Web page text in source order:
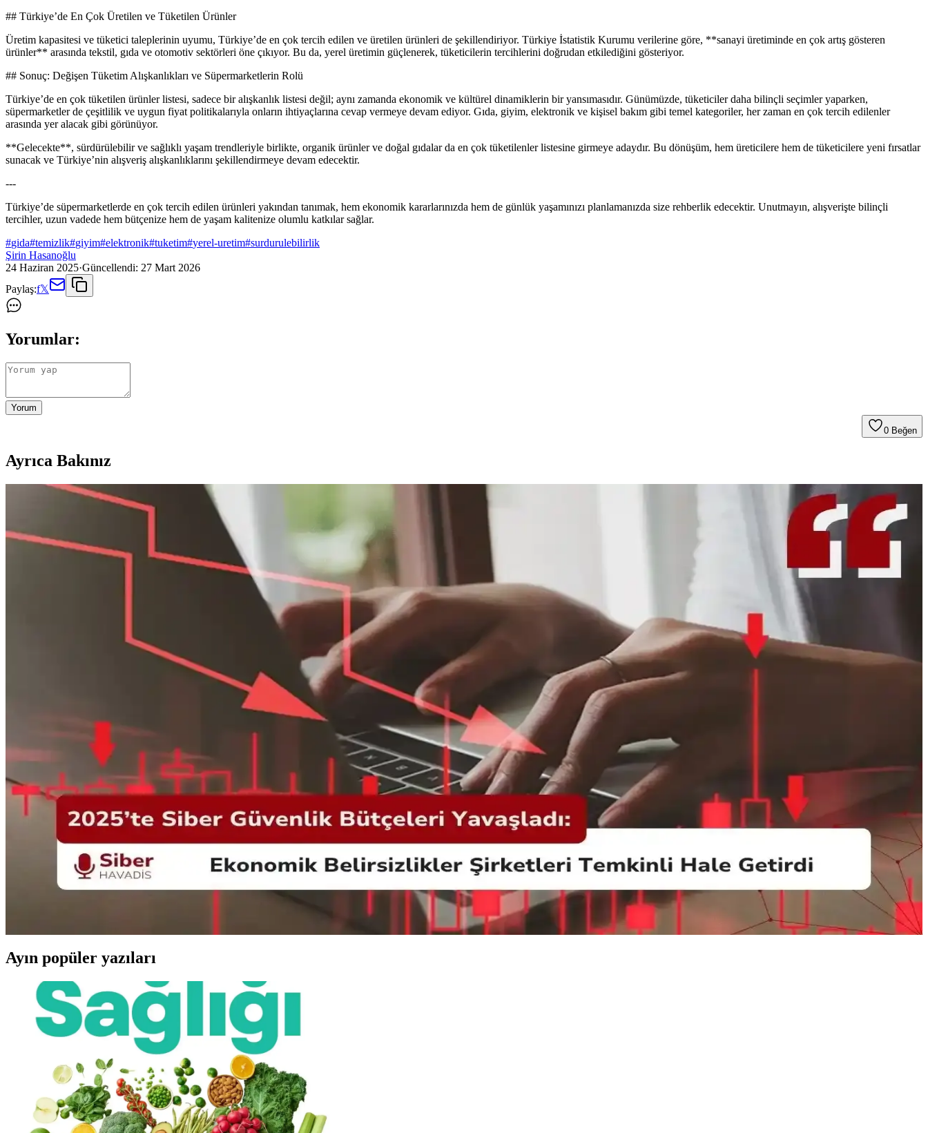
## Türkiye’de En Çok Üretilen ve Tüketilen Ürünler
Üretim kapasitesi ve tüketici taleplerinin uyumu, Türkiye’de en çok tercih edilen ve üretilen ürünleri de şekillendiriyor. Türkiye İstatistik Kurumu verilerine göre, **sanayi üretiminde en çok artış gösteren
ürünler** arasında tekstil, gıda ve otomotiv sektörleri öne çıkıyor. Bu da, yerel üretimin güçlenerek, tüketicilerin tercihlerini doğrudan etkilediğini gösteriyor.
## Sonuç: Değişen Tüketim Alışkanlıkları ve Süpermarketlerin Rolü
Türkiye’de en çok tüketilen ürünler listesi, sadece bir alışkanlık listesi değil; aynı zamanda ekonomik ve kültürel dinamiklerin bir yansımasıdır. Günümüzde, tüketiciler daha bilinçli seçimler yaparken,
süpermarketler de çeşitlilik ve uygun fiyat politikalarıyla onların ihtiyaçlarına cevap vermeye devam ediyor. Gıda, giyim, elektronik ve kişisel bakım gibi temel kategoriler, her zaman en çok tercih edilenler
arasında yer alacak gibi görünüyor.
**Gelecekte**, sürdürülebilir ve sağlıklı yaşam trendleriyle birlikte, organik ürünler ve doğal gıdalar da en çok tüketilenler listesine girmeye adaydır. Bu dönüşüm, hem üreticilere hem de tüketicilere yeni fırsatlar
sunacak ve Türkiye’nin alışveriş alışkanlıklarını şekillendirmeye devam edecektir.
---
Türkiye’de süpermarketlerde en çok tercih edilen ürünleri yakından tanımak, hem ekonomik kararlarınızda hem de günlük yaşamınızı planlamanızda size rehberlik edecektir. Unutmayın, alışverişte bilinçli
tercihler, uzun vadede hem bütçenize hem de yaşam kalitenize olumlu katkılar sağlar.
#gida#temizlik#giyim#elektronik#tuketim#yerel-uretim#surdurulebilirlik
Şirin Hasanoğlu
24 Haziran 2025·Güncellendi: 27 Mart 2026
Paylaş:f𝕏
Yorumlar:
Yorum
0 Beğen
Ayrıca Bakınız
Aileler İçin Market Harcamalarını Azaltmanın Etkili Yöntemleri ve Stratejileri
Kalabalık ailelerde gıda harcamalarını azaltmak için market seçimi, indirim takibi, toplu yemek pişirme, ev yapımı alternatifler ve planlama gibi stratejiler maliyetleri düşürür ve sağlıklı beslenmeyi destekler.
Evde Kolayca Yapılabilen Temel Gıda ve Ev Ürünleri: Adım Adım Rehber
Evde ekmek, yoğurt, sabun ve temizlik ürünleri gibi temel gıda ve ev ürünlerinin yapımı, ekonomik ve sağlıklı yaşam için pratik çözümler sunar. Bu rehber, süreç ve dikkat edilmesi gerekenleri detaylandırır.
Evde Yapılan Gıda Ürünlerinin Maliyet Avantajları ve Hazırlık Detayları
Evde yapılan ekmek, yoğurt, sos ve et ürünleri, satın almaya göre maliyet avantajı sağlar. Zaman ve beceri faktörleri göz önünde bulundurularak ekonomik ve sağlıklı gıda hazırlamak mümkündür.
Aile Bütçesine Uygun Sağlıklı Beslenme Yöntemleri ve Ekonomik Gıda Seçenekleri
Artan gıda fiyatları ailelerin beslenme düzenini zorlaştırıyor. Donmuş sebzeler, kuru baklagiller ve planlı alışverişle sağlıklı, ekonomik beslenme mümkün hale geliyor. Bu yöntemler gıda israfını azaltır ve besin
Marketlerde Son Kullanma Tarihi Yaklaşan Ürünlerin Avantajları ve Alışveriş Stratejileri
Son kullanma tarihi yaklaşan ürünler, bütçe dostu alışveriş ve gıda israfını azaltma açısından önemli fırsatlar sunar. Doğru saklama ve Flashfood gibi uygulamalarla bu ürünlerden maksimum fayda sağlanabilir.
Ayda 300 Dolar Bütçeyle İki Yetişkin İçin Ekonomik ve Dengeli Beslenme Yöntemleri
Ayda 300 dolar bütçeyle iki yetişkini beslemek için toplu alım, uygun fiyatlı gıdalar, ekonomik tarifler ve atık azaltma yöntemleriyle dengeli ve sağlıklı beslenme stratejileri sunuluyor.
Yerel Gıda Kilerinin İşleyişi ve Toplumsal Katkılarının Detaylı İncelemesi
Yerel gıda kileri, gıda israfını önleyip ihtiyaç sahiplerine destek olur. Gönüllülerin katkısıyla sürdürülen bu sistem, hijyen ve gıda güvenliği kurallarına dikkat ederek toplumsal dayanışmayı artırır.
2025 Yılında En Çok Tasarruf Sağlayan Tutumlar ve Uygulama Yöntemleri
2025 yılında bireylerin uyguladığı tasarruf yöntemleri, gıda israfından kişisel bakıma, ulaşım ve alışveriş alışkanlıklarına kadar geniş bir yelpazede ekonomik ve çevresel faydalar sağladı.
Ayın popüler yazıları